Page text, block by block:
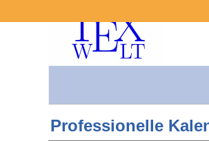
Professionelle